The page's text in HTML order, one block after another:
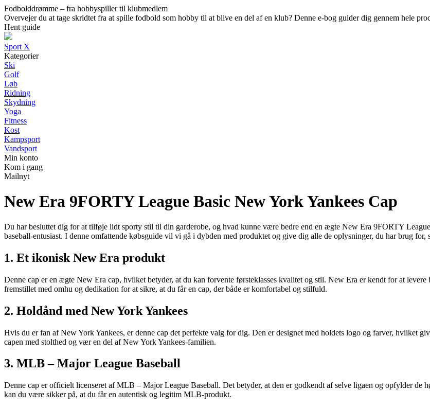
Fodbolddrømme – fra hobbyspiller til klubmedlem
Overvejer du at tage skridtet fra at spille fodbold som hobby til at blive en del af en klub? Denne e-bog guider dig gennem hele
Hent guide
Sport X
Kategorier
Ski
Golf
Løb
Ridning
Skydning
Yoga
Fitness
Kost
Kampsport
Vandsport
Min konto
Kom i gang
Mailnyt
New Era 9FORTY League Basic New York Yankees Cap
Du har besluttet dig for at tilføje lidt sporty stil til din garderobe, og hvad kunne være bedre end en ægte New Era 9FORTY
baseball-entusiast. I denne omfattende købsguide vil vi gå i dybden med produktet og give dig alle de oplysninger, du har brug
1. Et ikonisk New Era produkt
Denne cap er en ægte New Era cap, hvilket betyder, at du kan forvente førsteklasses kvalitet og stil. New Era er kendt for at levere
fremstillet med omhu og dedikation for at sikre, at du får en cap, der både er komfortabel og stilfuld.
2. Holdånd med New York Yankees
Hvis du er fan af New York Yankees, er denne cap det perfekte valg for dig. Den er designet med holdets logo og farver, hvilket
capen med stolthed og vær en del af New York Yankees-familien.
3. MLB – Major League Baseball
Denne cap er officielt licenseret af MLB – Major League Baseball. Det betyder, at den er godkendt af selve ligaen og opfylder de
kan du være sikker på, at du får en autentisk og legitim MLB-produkt.